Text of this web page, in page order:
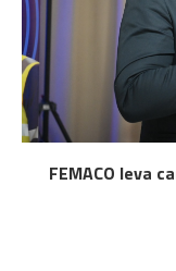
FEMACO leva